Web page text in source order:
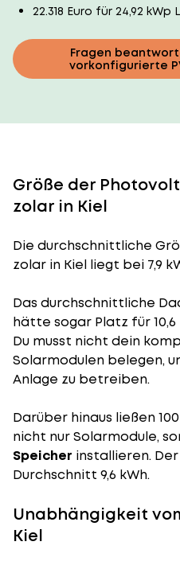
22.318 Euro für 24,92 kWp
Fragen
vorkonfigurierte
Größe der
zolar in Kiel
Die durchschnittliche
zolar in Kiel liegt bei 7,9
Das durchschnittliche
hätte sogar Platz für
Du musst nicht dein
Solarmodulen belegen,
Anlage zu betreiben.
Darüber hinaus ließen
nicht nur Solarmodule,
Speicher installieren.
Durchschnitt 9,6 kWh.
Unabhängigkeit
Kiel